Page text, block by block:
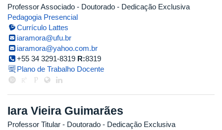
Professor Associado - Doutorado - Dedicação Exclusiva
Pedagogia Presencial
Currículo Lattes
iaramora@ufu.br
iaramora@yahoo.com.br
+55 34 3291-8319 R:8319
Plano de Trabalho Docente
Iara Vieira Guimarães
Professor Titular - Doutorado - Dedicação Exclusiva